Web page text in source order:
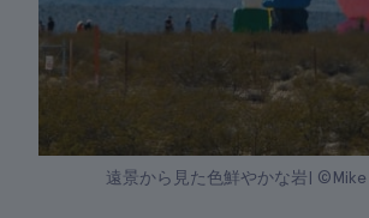
遠景から見た色鮮やかな岩|